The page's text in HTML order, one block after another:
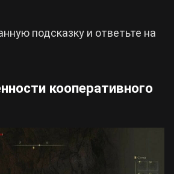
подсказку и ответьте на
кооперативного